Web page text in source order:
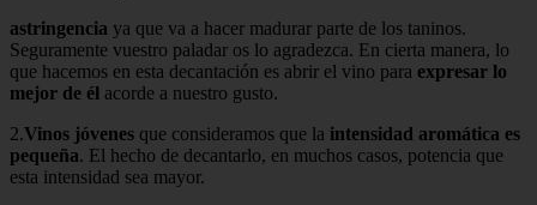
astringencia ya que va a hacer madurar parte de los taninos.
Seguramente vuestro paladar os lo agradezca. En cierta manera, lo
que hacemos en esta decantación es abrir el vino para expresar lo
mejor de él acorde a nuestro gusto.
2.Vinos jóvenes que consideramos que la intensidad aromática es
pequeña. El hecho de decantarlo, en muchos casos, potencia que
esta intensidad sea mayor.